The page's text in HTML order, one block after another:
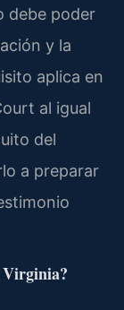
debe poder
y la
aplica en
al igual
del
a preparar
Virginia?